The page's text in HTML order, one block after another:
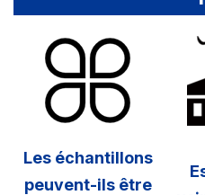
Les échantillons
peuvent-ils être